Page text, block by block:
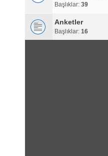
Başlıklar: 39
Anketler
Başlıklar: 16